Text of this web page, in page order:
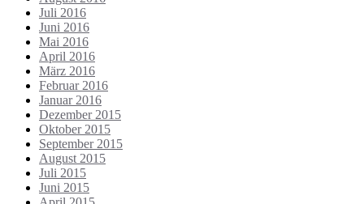
Juli 2016
Juni 2016
Mai 2016
April 2016
März 2016
Februar 2016
Januar 2016
Dezember 2015
Oktober 2015
September 2015
August 2015
Juli 2015
Juni 2015